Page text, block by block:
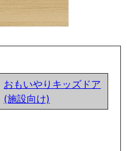
おもいやりキッズドア
(施設向け)